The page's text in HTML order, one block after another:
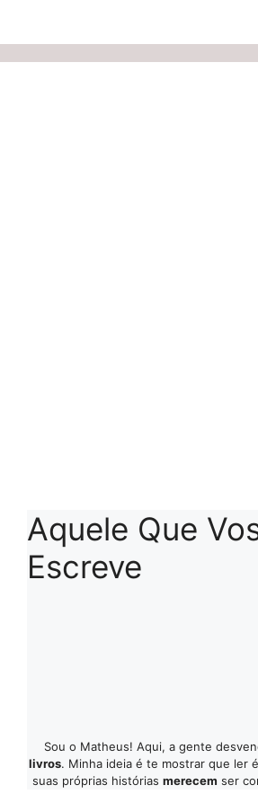
Aquele Que
Escreve
Sou o Matheus! Aqui, a gente
livros. Minha ideia é te mostrar que ler
suas próprias histórias merecem ser